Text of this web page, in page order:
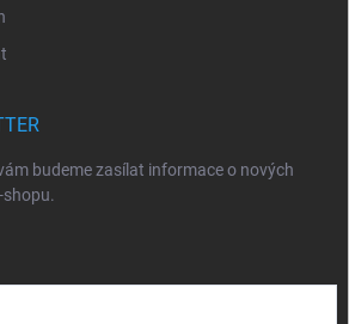
budeme zasílat informace o nových